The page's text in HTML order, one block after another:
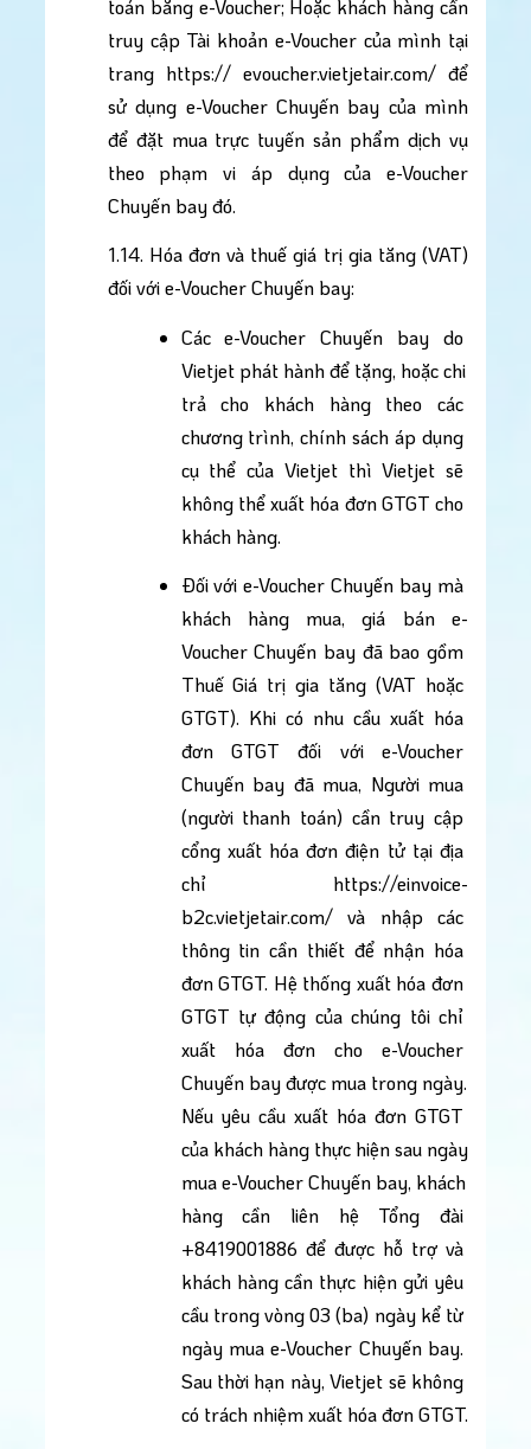
toán bằng e-Voucher; Hoặc khách hàng cần
truy cập Tài khoản e-Voucher của mình tại
trang https:// evoucher.vietjetair.com/ để
sử dụng e-Voucher Chuyến bay của mình
để đặt mua trực tuyến sản phẩm dịch vụ
theo phạm vi áp dụng của e-Voucher
Chuyến bay đó.
1.14. Hóa đơn và thuế giá trị gia tăng (VAT)
đối với e-Voucher Chuyến bay:
Các e-Voucher Chuyến bay do
Vietjet phát hành để tặng, hoặc chi
trả cho khách hàng theo các
chương trình, chính sách áp dụng
cụ thể của Vietjet thì Vietjet sẽ
không thể xuất hóa đơn GTGT cho
khách hàng.
Đối với e-Voucher Chuyến bay mà
khách hàng mua, giá bán e-
Voucher Chuyến bay đã bao gồm
Thuế Giá trị gia tăng (VAT hoặc
GTGT). Khi có nhu cầu xuất hóa
đơn GTGT đối với e-Voucher
Chuyến bay đã mua, Người mua
(người thanh toán) cần truy cập
cổng xuất hóa đơn điện tử tại địa
chỉ https://einvoice-
b2c.vietjetair.com/ và nhập các
thông tin cần thiết để nhận hóa
đơn GTGT. Hệ thống xuất hóa đơn
GTGT tự động của chúng tôi chỉ
xuất hóa đơn cho e-Voucher
Chuyến bay được mua trong ngày.
Nếu yêu cầu xuất hóa đơn GTGT
của khách hàng thực hiện sau ngày
mua e-Voucher Chuyến bay, khách
hàng cần liên hệ Tổng đài
+8419001886 để được hỗ trợ và
khách hàng cần thực hiện gửi yêu
cầu trong vòng 03 (ba) ngày kể từ
ngày mua e-Voucher Chuyến bay.
Sau thời hạn này, Vietjet sẽ không
có trách nhiệm xuất hóa đơn GTGT.